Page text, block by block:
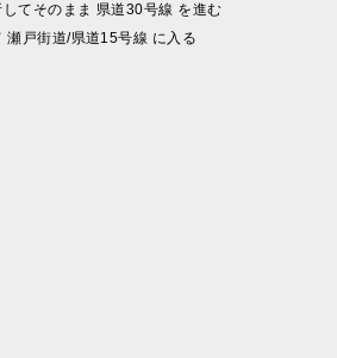
てそのまま 県道30号線 を進む
瀬戸街道/県道15号線 に入る